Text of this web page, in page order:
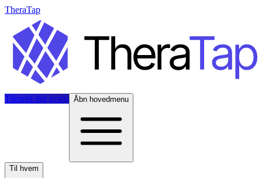
TheraTap
Tilmeld dig gratis Åbn hovedmenu
Til hvem